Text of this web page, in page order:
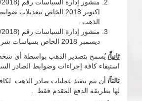
اكتوبر 2018 الخاص
الذهب .
ديسمبر 2018 الخاص بسياسات شراء وتصدير الذهب .
ثانياً/يُسمح بتصدير الذهب بواسطة أي
استيفاء كافة إجراءات وضوابط الصادر
ثالثاً/ أن يتم تنفيذ عمليات صادر الذهب
لها بطريقة الدفع المقدم فقط .